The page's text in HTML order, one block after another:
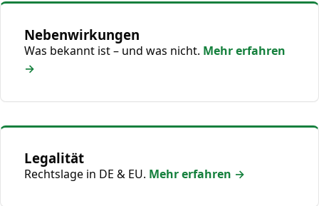
Nebenwirkungen
Was bekannt ist – und was nicht. Mehr erfahren
→
Legalität
Rechtslage in DE & EU. Mehr erfahren →